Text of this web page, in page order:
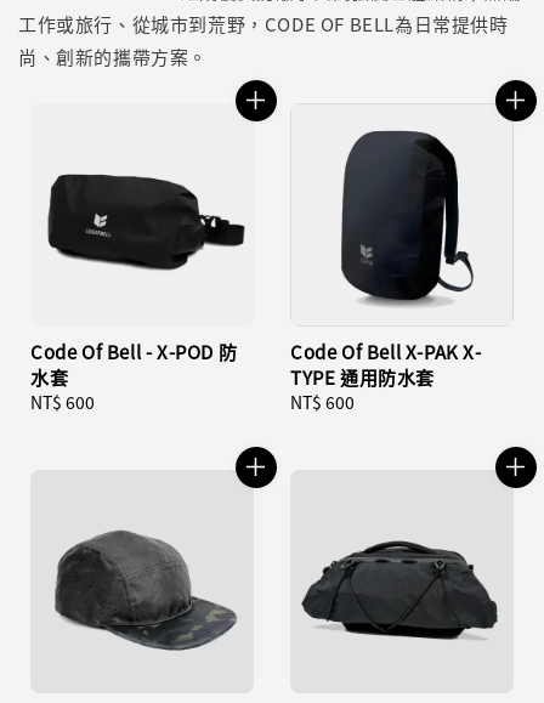
工作或旅行、從城市到荒野，CODE OF BELL為日常提供時
尚、創新的攜帶方案。
Code Of Bell - X-POD 防
水套
Regular
NT$ 600
Code Of Bell X-PAK X-
TYPE 通用防水套
Regular
NT$ 600